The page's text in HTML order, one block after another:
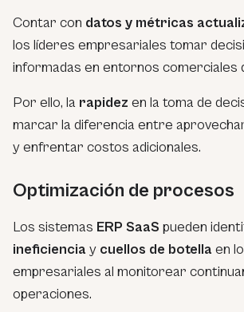
Contar con datos y métricas
los líderes empresariales tomar
informadas en entornos comerciales
Por ello, la rapidez en la toma de
marcar la diferencia entre
y enfrentar costos adicionales.
Optimización de procesos
Los sistemas ERP SaaS pueden
ineficiencia y cuellos de botella en
empresariales al monitorear
operaciones.